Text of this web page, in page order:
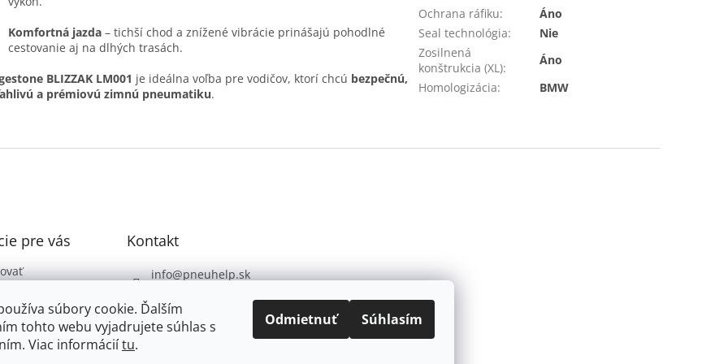
súbory cookie. Ďalším
tohto webu vyjadrujete súhlas s
Viac informáciítu.
Odmietnuť Súhlasím
Komfortná jazda – tichší chod a znížené vibrácie prinášajú pohodlné
cestovanie aj na dlhých trasách.
BLIZZAK LM001 je ideálna voľba pre vodičov, ktorí chcú bezpečnú,
a prémiovú zimnú pneumatiku.
Ochrana ráfiku:
Áno
Seal technológia:
Nie
Zosilnená
konštrukcia (XL):
Áno
Homologizácia: BMW
pre vás
ochrany
Kontakt
info@pneuhelp.sk